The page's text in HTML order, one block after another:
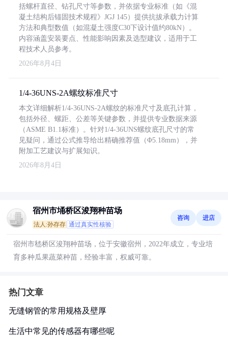
括螺杆直径、钻孔尺寸等参数，并依据专业标准（如《混
凝土结构后锚固技术规程》JGJ 145）提供抗拔承载力计算
方法和典型数值（如混凝土强度C30下设计值约80kN）。
内容涵盖安装要点、性能影响因素及选型建议，适用于工
程技术人员参考。
2026年8月4日
1/4-36UNS-2A螺纹标准尺寸
本文详细解析1/4-36UNS-2A螺纹的标准尺寸及底孔计算，
包括外径、螺距、公差等关键参数，并提供专业数据来源
（ASME B1.1标准）。针对1/4-36UNS螺纹底孔尺寸的常
见疑问，通过公式推导给出精确推荐值（Φ5.18mm），并
附加工艺建议与扩展知识。
2026年8月4日
宿州市埇桥区浚翔种苗场
法人:孙存存 通过真实性核验
咨询 进店
宿州市嵇桥区浚翔种苗场，位于安徽宿州，2022年成立，专业培
育多种瓜果蔬菜种苗，经验丰富，权威可靠。
热门文章
无缝钢管的常用规格及壁厚
生活中常见的传感器有哪些呢